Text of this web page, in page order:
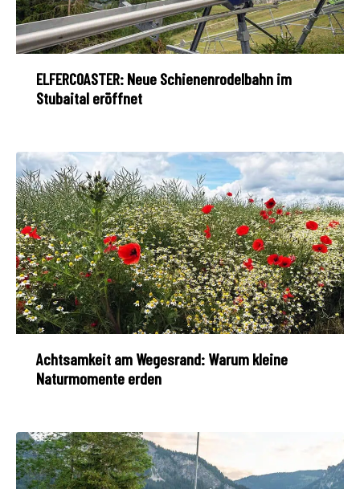
ELFERCOASTER: Neue Schienenrodelbahn im
Stubaital eröffnet
Achtsamkeit am Wegesrand: Warum kleine
Naturmomente erden